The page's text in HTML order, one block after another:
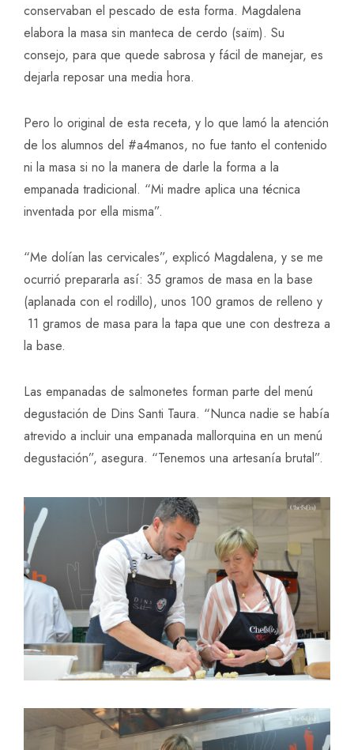
conservaban el pescado de esta forma. Magdalena
elabora la masa sin manteca de cerdo (saïm). Su
consejo, para que quede sabrosa y fácil de manejar, es
dejarla reposar una media hora.
Pero lo original de esta receta, y lo que lamó la atención
de los alumnos del #a4manos, no fue tanto el contenido
ni la masa si no la manera de darle la forma a la
empanada tradicional. “Mi madre aplica una técnica
inventada por ella misma”.
“Me dolían las cervicales”, explicó Magdalena, y se me
ocurrió prepararla así: 35 gramos de masa en la base
(aplanada con el rodillo), unos 100 gramos de relleno y
11 gramos de masa para la tapa que une con destreza a
la base.
Las empanadas de salmonetes forman parte del menú
degustación de Dins Santi Taura. “Nunca nadie se había
atrevido a incluir una empanada mallorquina en un menú
degustación”, asegura. “Tenemos una artesanía brutal”.